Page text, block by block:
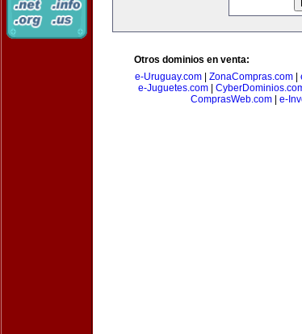
Otros dominios en venta:
e-Uruguay.com
ZonaCompras.com
e-Juguetes.com|
ComprasWeb.com
e-